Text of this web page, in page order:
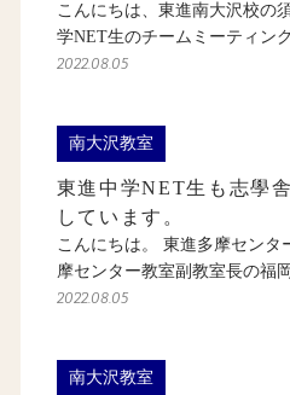
こんにちは、東進南大沢校の
学NET生のチームミーティン
2022.08.05
南大沢教室
東進中学NET生も志學
しています。
こんにちは。 東進多摩センタ
摩センター教室副教室長の福
2022.08.05
南大沢教室